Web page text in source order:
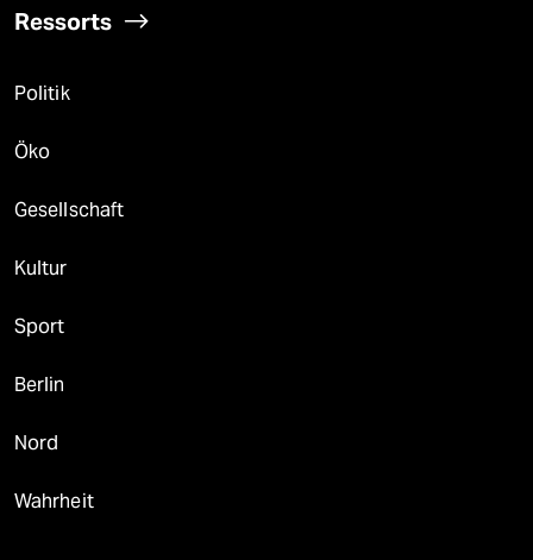
Ressorts
Politik
Öko
Gesellschaft
Kultur
Sport
Berlin
Nord
Wahrheit